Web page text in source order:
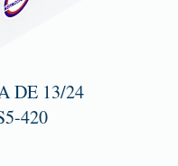
DE 13/24
420